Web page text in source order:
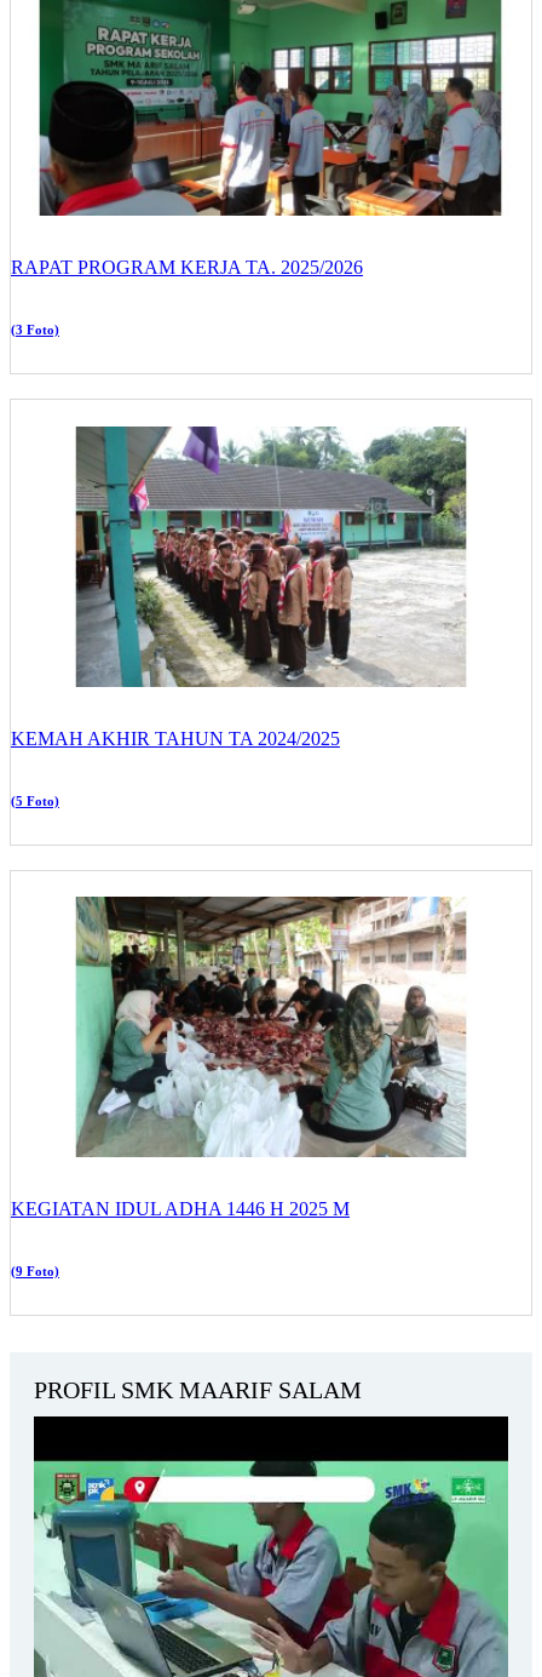
RAPAT PROGRAM KERJA TA. 2025/2026
(3 Foto)
KEMAH AKHIR TAHUN TA 2024/2025
(5 Foto)
KEGIATAN IDUL ADHA 1446 H 2025 M
(9 Foto)
PROFIL SMK MAARIF SALAM